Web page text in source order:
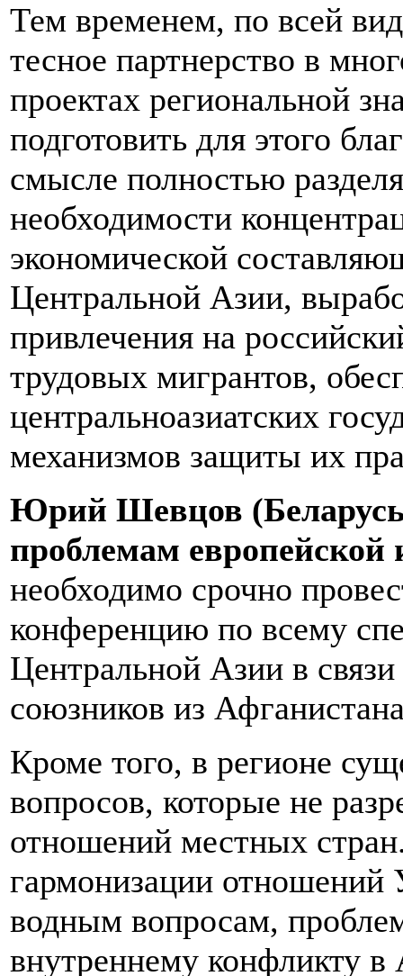
Тем временем, по всей
тесное партнерство в
проектах региональной
подготовить для этого
смысле полностью
необходимости
экономической
Центральной Азии,
привлечения на
трудовых мигрантов,
центральноазиатских
механизмов защиты их
Юрий Шевцов
проблемам европейской
необходимо срочно
конференцию по всему
Центральной Азии в
союзников из
Кроме того, в регионе
вопросов, которые не
отношений местных
гармонизации отношений
водным вопросам,
внутреннему конфликту